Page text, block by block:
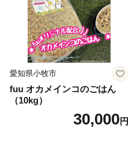
愛知県小牧市
fuu オカメインコのごはん
（10kg）
30,000円